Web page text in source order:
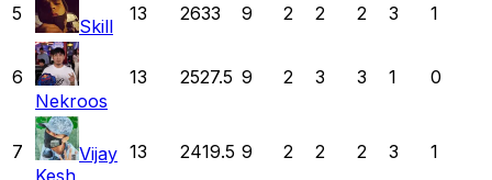
5
Skill
13 2633 9 2 2 2 3 1
6
Nekroos
13 2527.5 9 2 3 3 1 0
7
Vijay
Kesh
13 2419.5 9 2 2 2 3 1